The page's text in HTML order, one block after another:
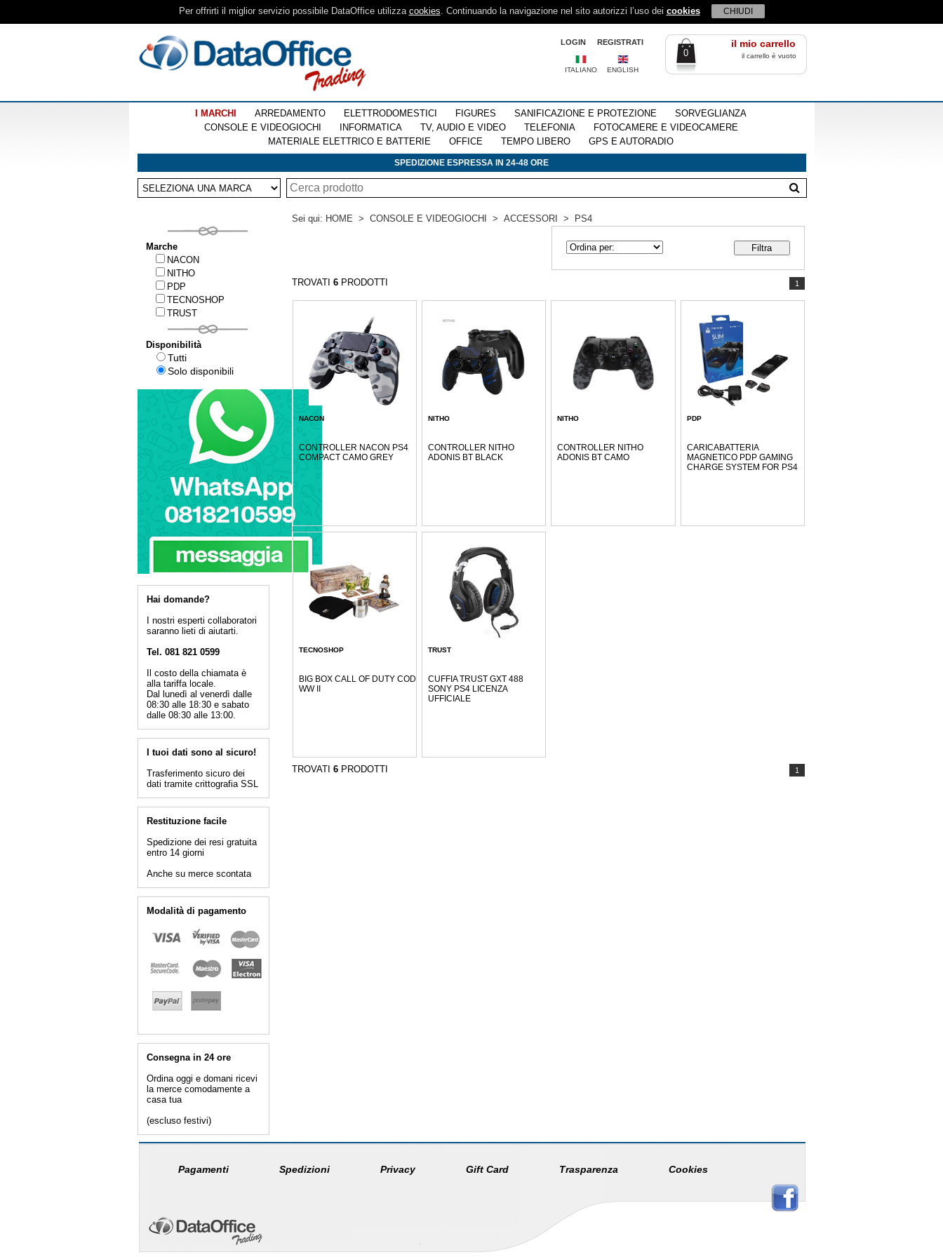
Per offrirti il miglior servizio possibile DataOffice utilizza cookies. Continuando la navigazione nel sito autorizzi l’uso dei cookies CHIUDI
il mio carrello
0 il carrello è vuoto
REGISTRATI
LOGIN
ITALIANO ENGLISH
I MARCHI ARREDAMENTO ELETTRODOMESTICI FIGURES SANIFICAZIONE E PROTEZIONE
SORVEGLIANZA
CONSOLE E VIDEOGIOCHI
INFORMATICA TV, AUDIO E VIDEO TELEFONIA
FOTOCAMERE E VIDEOCAMERE
MATERIALE ELETTRICO E BATTERIE
OFFICE TEMPO LIBERO GPS E AUTORADIO
SPEDIZIONE ESPRESSA IN 24-48 ORE
Marche
NACON
NITHO
PDP
TECNOSHOP
TRUST
Disponibilità
Tutti
Solo disponibili
Hai domande?
I nostri esperti collaboratori
saranno lieti di aiutarti.
Tel. 081 821 0599
Il costo della chiamata è
alla tariffa locale.
Dal lunedì al venerdì dalle
08:30 alle 18:30 e sabato
dalle 08:30 alle 13:00.
I tuoi dati sono al sicuro!
Trasferimento sicuro dei
dati tramite crittografia SSL
Restituzione facile
Spedizione dei resi gratuita
entro 14 giorni
Anche su merce scontata
Modalità di pagamento
Consegna in 24 ore
Ordina oggi e domani ricevi
la merce comodamente a
casa tua
(escluso festivi)
Sei qui: HOME > CONSOLE E VIDEOGIOCHI > ACCESSORI > PS4
TROVATI 6PRODOTTI 1
NACON
CONTROLLER NACON PS4
COMPACT CAMO GREY
NITHO
CONTROLLER NITHO
ADONIS BT BLACK
NITHO
CONTROLLER NITHO
ADONIS BT CAMO
PDP
CARICABATTERIA
MAGNETICO PDP GAMING
CHARGE SYSTEM FOR PS4
TECNOSHOP
BIG BOX CALL OF DUTY COD
WW II
TRUST
CUFFIA TRUST GXT 488
SONY PS4 LICENZA
UFFICIALE
TROVATI 6PRODOTTI 1
Pagamenti Spedizioni Privacy Gift Card Trasparenza Cookies